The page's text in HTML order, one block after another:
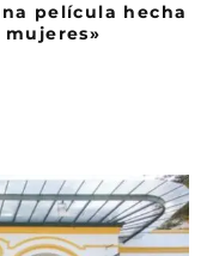
película hecha